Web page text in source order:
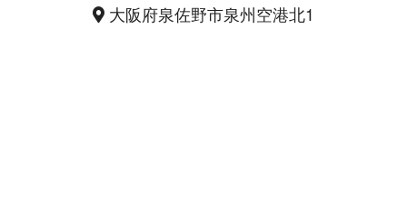
大阪府泉佐野市泉州空港北1